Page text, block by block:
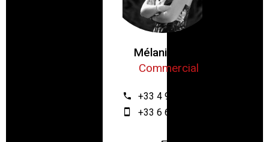
Mélanie ZRIBI
Commercial
+33 4 93 61 12 64
+33 6 67 55 28 46